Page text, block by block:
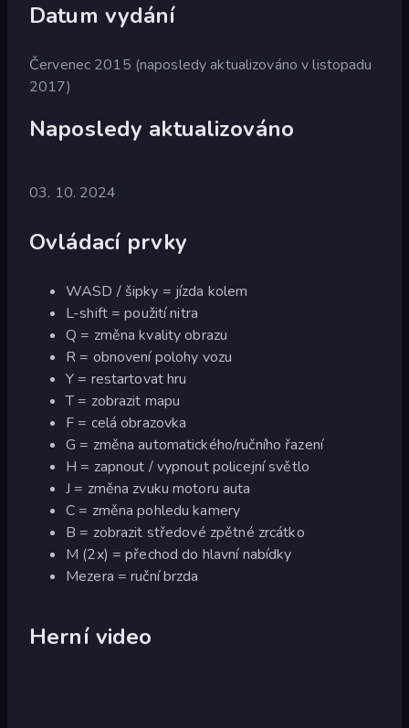
Datum vydání
Červenec 2015 (naposledy aktualizováno v listopadu
2017)
Naposledy aktualizováno
03. 10. 2024
Ovládací prvky
WASD / šipky = jízda kolem
L-shift = použití nitra
Q = změna kvality obrazu
R = obnovení polohy vozu
Y = restartovat hru
T = zobrazit mapu
F = celá obrazovka
G = změna automatického/ručního řazení
H = zapnout / vypnout policejní světlo
J = změna zvuku motoru auta
C = změna pohledu kamery
B = zobrazit středové zpětné zrcátko
M (2x) = přechod do hlavní nabídky
Mezera = ruční brzda
Herní video